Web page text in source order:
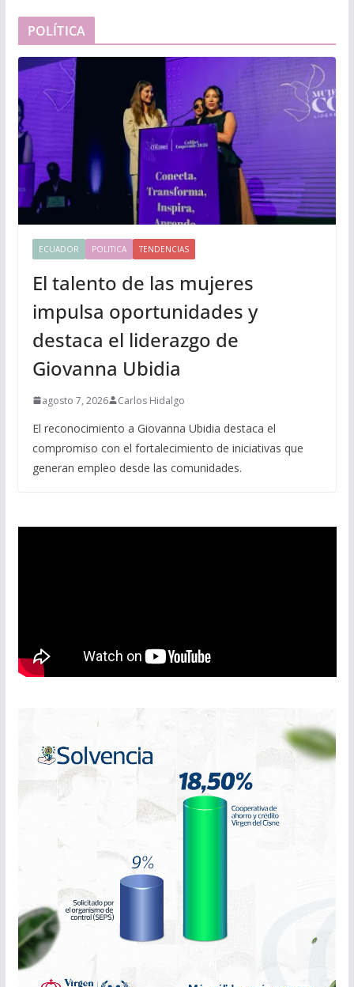
POLÍTICA
ECUADOR POLITICA TENDENCIAS
El talento de las mujeres
impulsa oportunidades y
destaca el liderazgo de
Giovanna Ubidia
agosto 7, 2026 Carlos Hidalgo
El reconocimiento a Giovanna Ubidia destaca el
compromiso con el fortalecimiento de iniciativas que
generan empleo desde las comunidades.